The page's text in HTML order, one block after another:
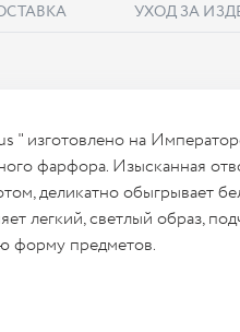
УХОД ЗА
" изготовлено на
фарфора. Изысканная
деликатно обыгрывает
легкий, светлый образ,
форму предметов.